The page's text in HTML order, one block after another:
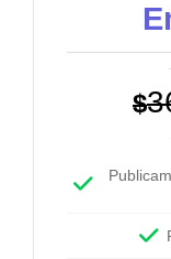
$